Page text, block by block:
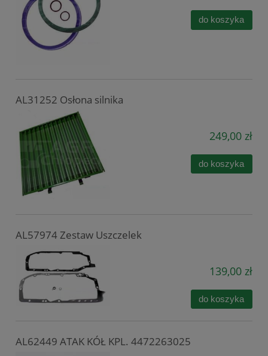
do koszyka
AL31252 Osłona silnika
249,00 zł
do koszyka
AL57974 Zestaw Uszczelek
139,00 zł
do koszyka
AL62449 ATAK KÓŁ KPL. 4472263025